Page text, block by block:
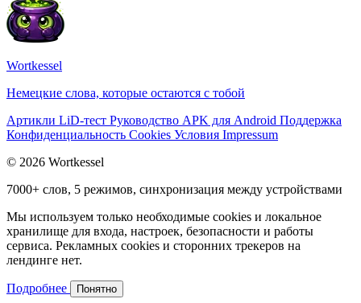
Wortkessel
Немецкие слова, которые остаются с тобой
Артикли LiD-тест Руководство APK для Android Поддержка
Конфиденциальность Cookies Условия Impressum
© 2026 Wortkessel
7000+ слов, 5 режимов, синхронизация между устройствами
Мы используем только необходимые cookies и локальное
хранилище для входа, настроек, безопасности и работы
сервиса. Рекламных cookies и сторонних трекеров на
лендинге нет.
Подробнее Понятно